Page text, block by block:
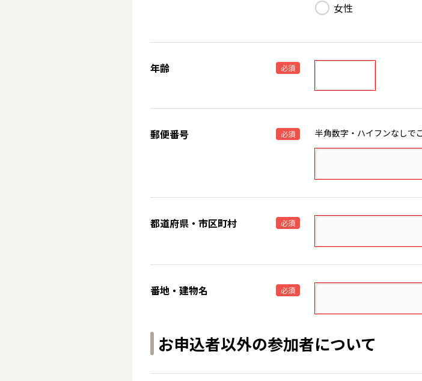
女性
年齢 必須
郵便番号 必須 半角数字・ハイフンなしで
都道府県・市区町村 必須
番地・建物名 必須
お申込者以外の参加者について